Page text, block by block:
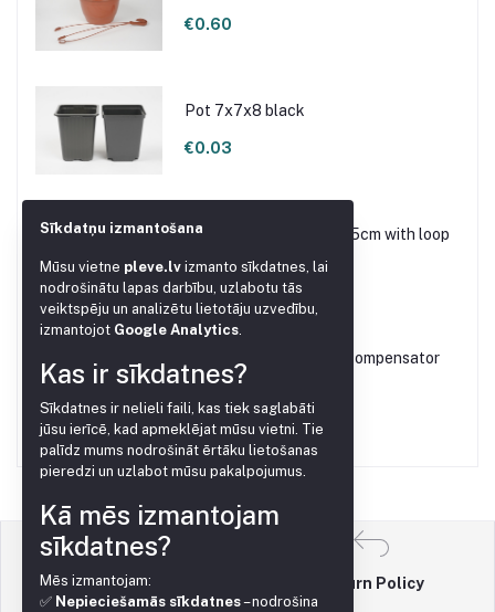
€0.60
Pot 7x7x8 black
€0.03
Microirrigation needle 15cm with loop
€0.10
Dispenser 2.2L/H with Compensator
Terms & conditions
Return Policy
Sīkdatņu izmantošana
Mūsu vietne pleve.lv izmanto sīkdatnes, lai
nodrošinātu lapas darbību, uzlabotu tās
veiktspēju un analizētu lietotāju uzvedību,
izmantojot Google Analytics
Kas ir sīkdatnes?
Sīkdatnes ir nelieli faili, kas tiek saglabāti
jūsu ierīcē, kad apmeklējat mūsu vietni. Tie
palīdz mums nodrošināt ērtāku lietošanas
pieredzi un uzlabot mūsu pakalpojumus.
Kā mēs izmantojam
sīkdatnes?
Mēs izmantojam:
✅ Nepieciešamās sīkdatnes– nodrošina